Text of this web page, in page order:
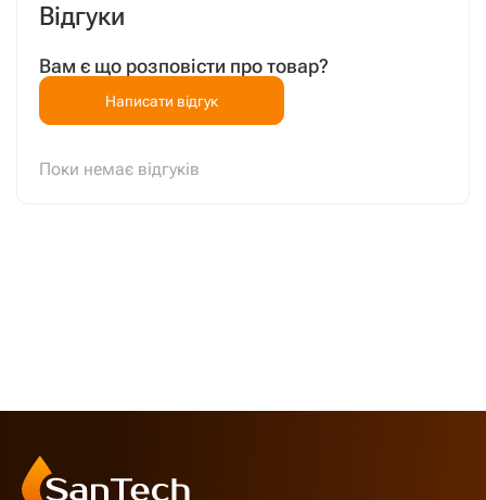
Відгуки
Вам є що розповісти про товар?
Написати відгук
Поки немає відгуків